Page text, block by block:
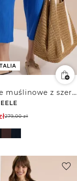
Spodnie muślinowe z szerokimi nogawkami 7/8
279,00zł